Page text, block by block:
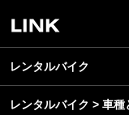
レンタルバイク
レンタルバイク
レンタルバイク > 車種